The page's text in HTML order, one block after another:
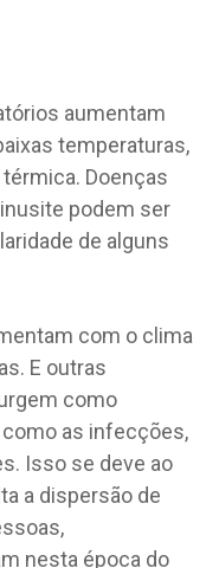
aumentam
temperaturas,
Doenças
podem ser
de alguns
com o clima
E outras
como
as infecções,
Isso se deve ao
a dispersão de
nesta época do